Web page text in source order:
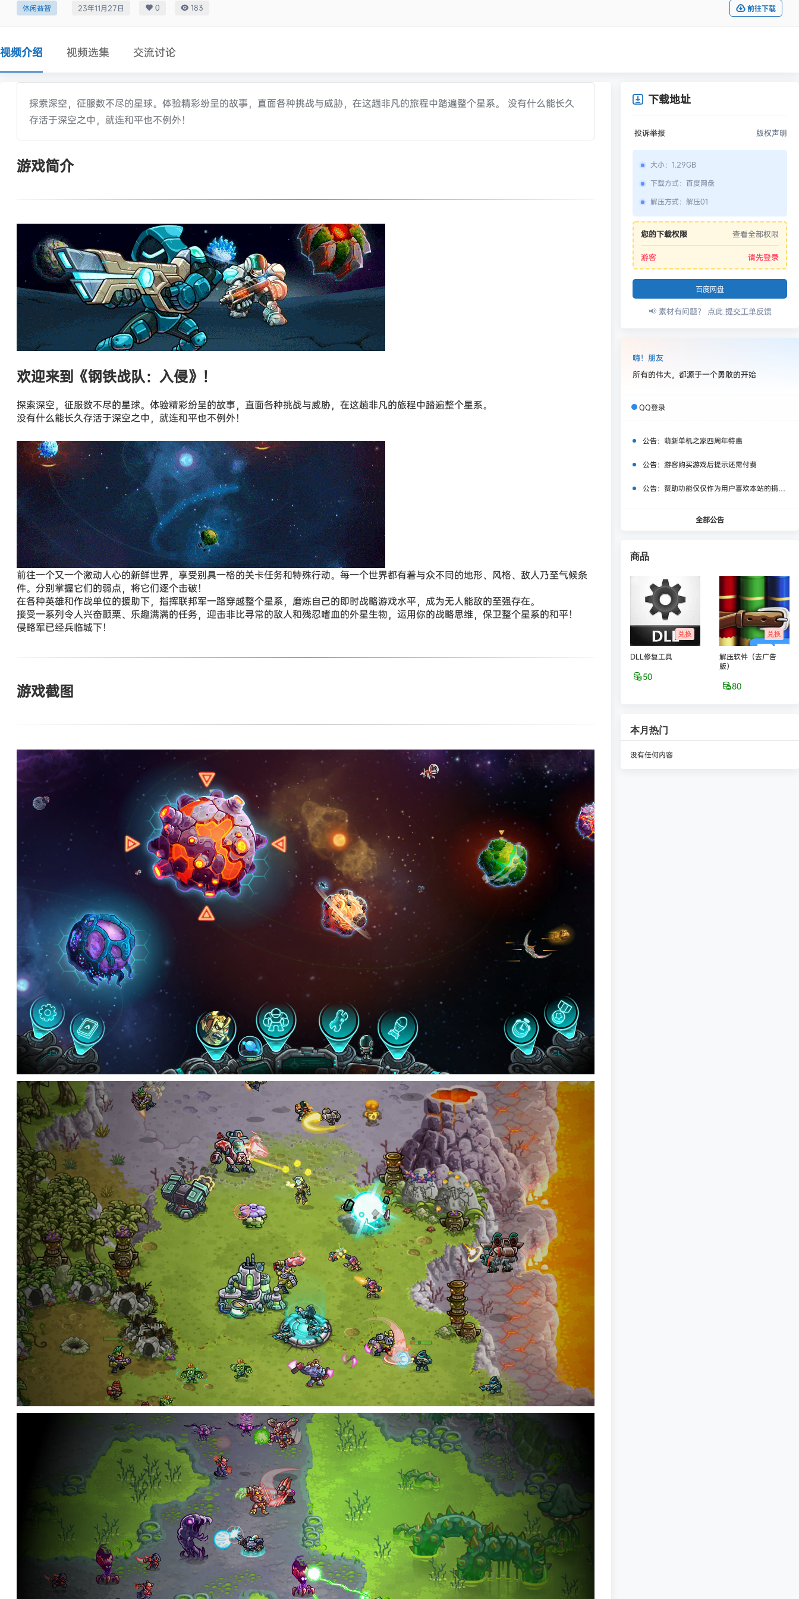
休闲益智 23年11月27日 0 183 前往下载
视频介绍 视频选集 交流讨论
探索深空，征服数不尽的星球。体验精彩纷呈的故事，直面各种挑战与威胁，在这趟非凡的旅程中踏遍整个星系。 没有什么能长久
存活于深空之中，就连和平也不例外！
游戏简介
欢迎来到《钢铁战队：入侵》！
探索深空，征服数不尽的星球。体验精彩纷呈的故事，直面各种挑战与威胁，在这趟非凡的旅程中踏遍整个星系。
没有什么能长久存活于深空之中，就连和平也不例外！
前往一个又一个激动人心的新鲜世界，享受别具一格的关卡任务和特殊行动。每一个世界都有着与众不同的地形、风格、敌人乃至气候条
件。分别掌握它们的弱点，将它们逐个击破！
在各种英雄和作战单位的援助下，指挥联邦军一路穿越整个星系，磨炼自己的即时战略游戏水平，成为无人能敌的至强存在。
接受一系列令人兴奋颤栗、乐趣满满的任务，迎击非比寻常的敌人和残忍嗜血的外星生物，运用你的战略思维，保卫整个星系的和平！
侵略军已经兵临城下！
游戏截图
下载地址
投诉举报 版权声明
大小： 1.29GB
下载方式： 百度网盘
解压方式： 解压01
您的下载权限 查看全部权限
游客 请先登录
百度网盘
📢 素材有问题？ 点此提交工单反馈
嗨！朋友
所有的伟大，都源于一个勇敢的开始
QQ登录
公告： 萌新单机之家四周年特惠
公告： 游客购买游戏后提示还需付费
公告： 赞助功能仅仅作为用户喜欢本站的捐赠打赏功能，同时赞助费用也将作为服务器费用,网盘扩容费用等，所有内容不作为商业行为。
全部公告
商品
兑换
DLL修复工具
50
兑换
解压软件（去广告
版）
80
本月热门
没有任何内容